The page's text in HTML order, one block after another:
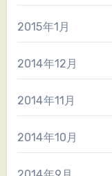
2015年1月
2014年12月
2014年11月
2014年10月